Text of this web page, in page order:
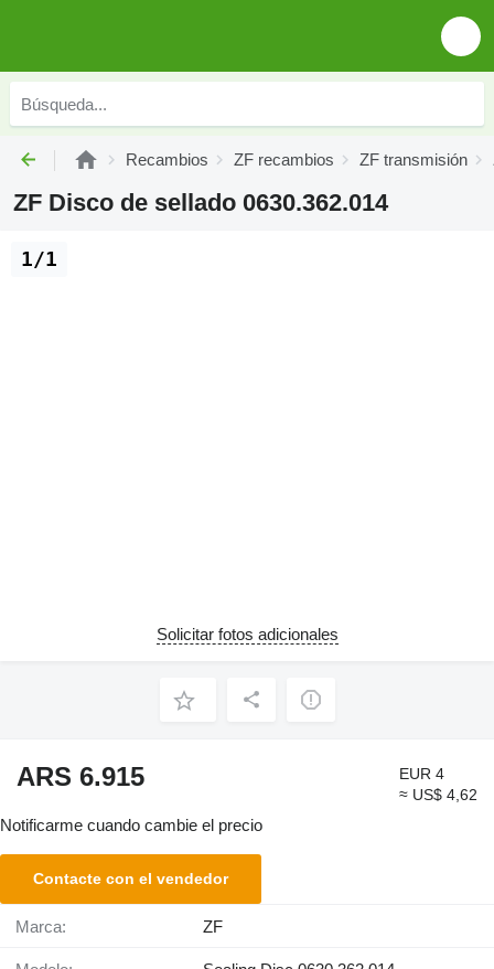
Recambios ZF recambios ZF transmisión
ZF Disco de sellado 0630.362.014
1/1
Solicitar fotos adicionales
ARS 6.915
EUR 4
≈ US$ 4,62
Notificarme cuando cambie el precio
Contacte con el vendedor
Marca: ZF